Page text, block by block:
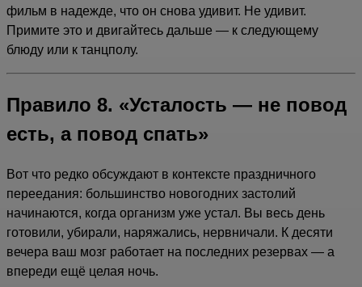
фильм в надежде, что он снова удивит. Не удивит.
Примите это и двигайтесь дальше — к следующему
блюду или к танцполу.
Правило 8. «Усталость — не повод
есть, а повод спать»
Вот что редко обсуждают в контексте праздничного
переедания: большинство новогодних застолий
начинаются, когда организм уже устал. Вы весь день
готовили, убирали, наряжались, нервничали. К десяти
вечера ваш мозг работает на последних резервах — а
впереди ещё целая ночь.